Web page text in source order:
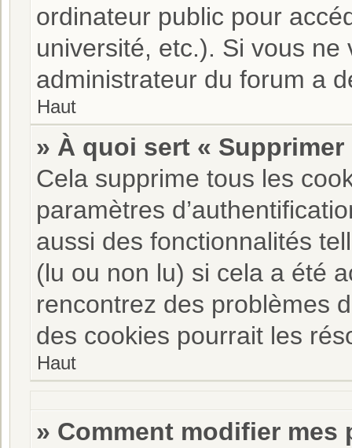
ordinateur public pour
université, etc.). Si vous ne
administrateur du forum a
Haut
» À quoi sert «
Cela supprime tous les
paramètres
aussi des fonctionnalités
(lu ou non lu) si cela a été
rencontrez des problèmes
des cookies pourrait les
Haut
» Comment modifier mes